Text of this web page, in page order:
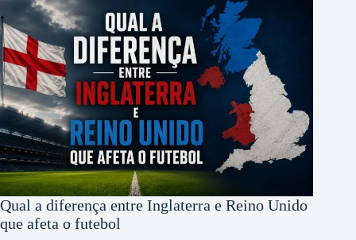
Qual a diferença entre Inglaterra e Reino Unido
que afeta o futebol